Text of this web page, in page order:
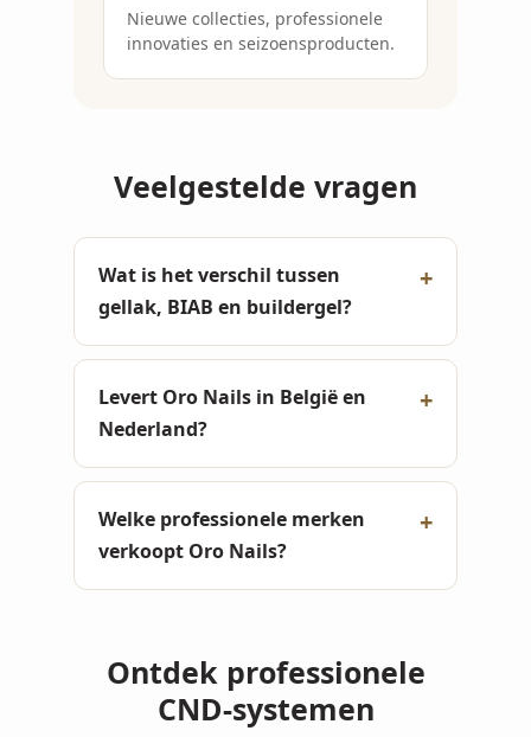
Nieuwe collecties, professionele
innovaties en seizoensproducten.
Veelgestelde vragen
Wat is het verschil tussen
gellak, BIAB en buildergel?
Levert Oro Nails in België en
Nederland?
Welke professionele merken
verkoopt Oro Nails?
Ontdek professionele
CND-systemen